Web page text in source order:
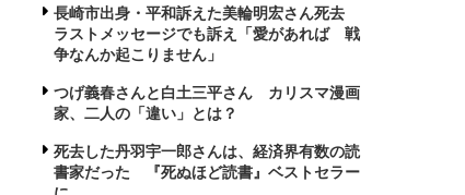
長崎市出身・平和訴えた美輪明宏さん死去
ラストメッセージでも訴え「愛があれば 戦
争なんか起こりません」
つげ義春さんと白土三平さん カリスマ漫画
家、二人の「違い」とは？
死去した丹羽宇一郎さんは、経済界有数の読
書家だった 『死ぬほど読書』ベストセラー